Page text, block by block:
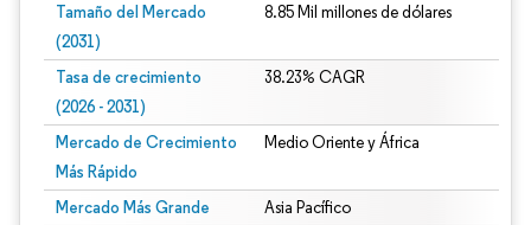
Tamaño del Mercado
(2031)
8.85 Mil millones de dólares
Tasa de crecimiento
(2026 - 2031)
38.23% CAGR
Mercado de Crecimiento
Más Rápido
Medio Oriente y África
Mercado Más Grande Asia Pacífico